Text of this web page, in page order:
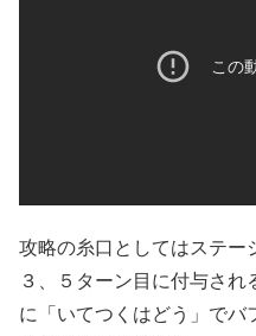
攻略の糸口としてはステー
３、５ターン目に付与され
に「いてつくはどう」でバ